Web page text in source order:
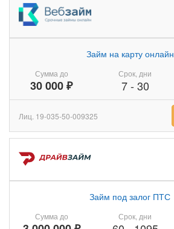
Сумма до
30 000 ₽
Займ на карту онлайн
Срок, дни
7- 30
Лиц. 19-035-50-009325
Сумма до
Займ под залог ПТС
Срок, дни